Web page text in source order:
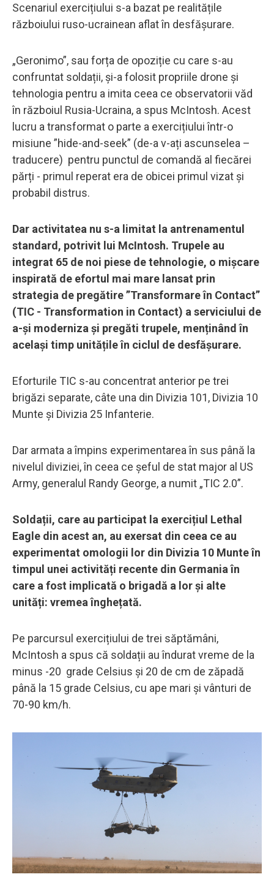
Scenariul exercițiului s-a bazat pe realitățile
războiului ruso-ucrainean aflat în desfășurare.
„Geronimo”, sau forța de opoziție cu care s-au
confruntat soldații, și-a folosit propriile drone și
tehnologia pentru a imita ceea ce observatorii văd
în războiul Rusia-Ucraina, a spus McIntosh. Acest
lucru a transformat o parte a exercițiului într-o
misiune ”hide-and-seek” (de-a v-ați ascunselea –
traducere) pentru punctul de comandă al fiecărei
părți - primul reperat era de obicei primul vizat și
probabil distrus.
Dar activitatea nu s-a limitat la antrenamentul
standard, potrivit lui McIntosh. Trupele au
integrat 65 de noi piese de tehnologie, o mișcare
inspirată de efortul mai mare lansat prin
strategia de pregătire ”Transformare în Contact”
(TIC - Transformation in Contact) a serviciului de
a-și moderniza și pregăti trupele, menținând în
același timp unitățile în ciclul de desfășurare.
Eforturile TIC s-au concentrat anterior pe trei
brigăzi separate, câte una din Divizia 101, Divizia 10
Munte și Divizia 25 Infanterie.
Dar armata a împins experimentarea în sus până la
nivelul diviziei, în ceea ce șeful de stat major al US
Army, generalul Randy George, a numit „TIC 2.0”.
Soldații, care au participat la exercițiul Lethal
Eagle din acest an, au exersat din ceea ce au
experimentat omologii lor din Divizia 10 Munte în
timpul unei activități recente din Germania în
care a fost implicată o brigadă a lor și alte
unități: vremea înghețată.
Pe parcursul exercițiului de trei săptămâni,
McIntosh a spus că soldații au îndurat vreme de la
minus -20 grade Celsius și 20 de cm de zăpadă
până la 15 grade Celsius, cu ape mari și vânturi de
70-90 km/h.